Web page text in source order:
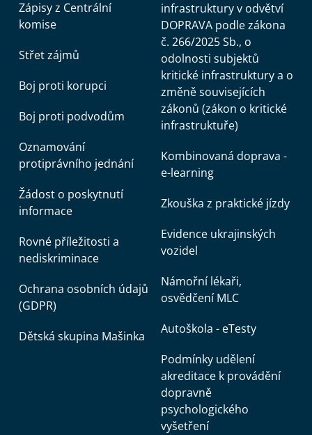
Zápisy z Centrální
komise
Střet zájmů
Boj proti korupci
Boj proti podvodům
Oznamování
protiprávního jednání
Žádost o poskytnutí
informace
Rovné příležitosti a
nediskriminace
Ochrana osobních údajů
(GDPR)
Dětská skupina Mašinka
infrastruktury v odvětví
DOPRAVA podle zákona
č. 266/2025 Sb., o
odolnosti subjektů
kritické infrastruktury a o
změně souvisejících
zákonů (zákon o kritické
infrastruktuře)
Kombinovaná doprava -
e-learning
Zkouška z praktické jízdy
Evidence ukrajinských
vozidel
Námořní lékaři,
osvědčení MLC
Autoškola - eTesty
Podmínky udělení
akreditace k provádění
dopravně
psychologického
vyšetření